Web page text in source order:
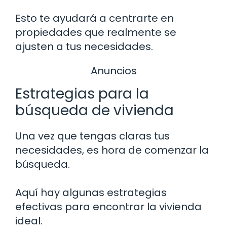
Esto te ayudará a centrarte en
propiedades que realmente se
ajusten a tus necesidades.
Anuncios
Estrategias para la
búsqueda de vivienda
Una vez que tengas claras tus
necesidades, es hora de comenzar la
búsqueda.
Aquí hay algunas estrategias
efectivas para encontrar la vivienda
ideal.